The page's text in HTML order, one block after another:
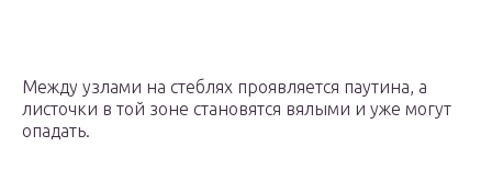
Между узлами на стеблях проявляется паутина, а
листочки в той зоне становятся вялыми и уже могут
опадать.